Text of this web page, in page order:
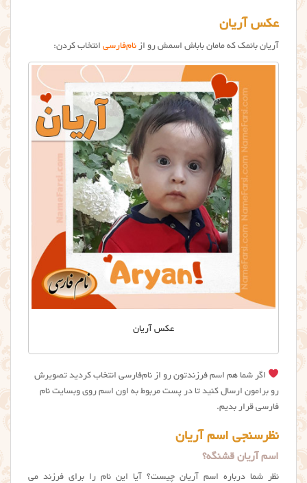
عکس آریان
آریان بانمک که مامان باباش اسمش رو از نام‌فارسی انتخاب کردن:
عکس آریان
اگر شما هم اسم فرزندتون رو از نام‌فارسی انتخاب کردید تصویرش
رو برامون ارسال کنید تا در پست مربوط به اون اسم روی وبسایت نام
فارسی قرار بدیم.
نظرسنجی اسم آریان
اسم آریان قشنگه؟
نظر شما درباره اسم آریان چیست؟ آیا این نام را برای فرزند می